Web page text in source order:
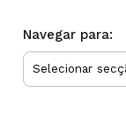
Navegar para: